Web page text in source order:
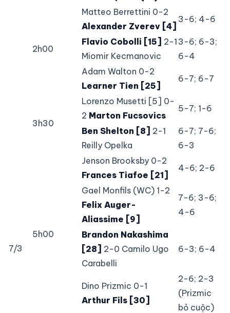
7/3
2h00
Matteo Berrettini 0-2
Alexander Zverev [4]
3-6; 4-6
Flavio Cobolli [15] 2-1
Miomir Kecmanovic
3-6; 6-3;
6-4
Adam Walton 0-2
Learner Tien [25]
6-7; 6-7
3h30
Lorenzo Musetti [5] 0-
2 Marton Fucsovics
5-7; 1-6
Ben Shelton [8] 2-1
Reilly Opelka
6-7; 7-6;
6-3
5h00
Jenson Brooksby 0-2
Frances Tiafoe [21]
4-6; 2-6
Gael Monfils (WC) 1-2
Felix Auger-
Aliassime [9]
7-6; 3-6;
4-6
Brandon Nakashima
[28] 2-0 Camilo Ugo
Carabelli
6-3; 6-4
Dino Prizmic 0-1
Arthur Fils [30]
2-6; 2-3
(Prizmic
bỏ cuộc)